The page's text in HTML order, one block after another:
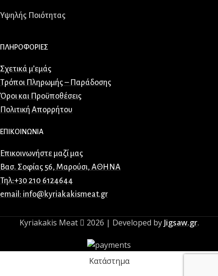
Υψηλής Ποιότητας
ΠΛΗΡΟΦΟΡΙΕΣ
Σχετικά μ’εμάς
Τρόποι Πληρωμής – Παράδοσης
Όροι και Προϋποθέσεις
Πολιτική Απορρήτου
ΕΠΙΚΟΙΝΩΝΙΑ
Επικοινωνήστε μαζί μας
Βασ. Σοφίας 56, Μαρούσι, ΑΘΗΝΑ
Τηλ:+30 210 6124644
email: info@kyriakakismeat.gr
Kyriakakis Meat 2026 | Developed by Jigsaw.gr.
Κατάστημα